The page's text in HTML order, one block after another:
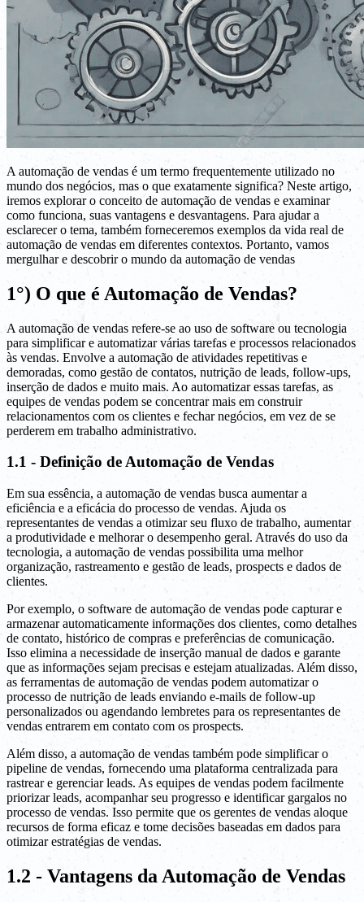
A automação de vendas é um termo frequentemente utilizado no
mundo dos negócios, mas o que exatamente significa? Neste artigo,
iremos explorar o conceito de automação de vendas e examinar
como funciona, suas vantagens e desvantagens. Para ajudar a
esclarecer o tema, também forneceremos exemplos da vida real de
automação de vendas em diferentes contextos. Portanto, vamos
mergulhar e descobrir o mundo da automação de vendas
1°) O que é Automação de Vendas?
A automação de vendas refere-se ao uso de software ou tecnologia
para simplificar e automatizar várias tarefas e processos relacionados
às vendas. Envolve a automação de atividades repetitivas e
demoradas, como gestão de contatos, nutrição de leads, follow-ups,
inserção de dados e muito mais. Ao automatizar essas tarefas, as
equipes de vendas podem se concentrar mais em construir
relacionamentos com os clientes e fechar negócios, em vez de se
perderem em trabalho administrativo.
1.1 - Definição de Automação de Vendas
Em sua essência, a automação de vendas busca aumentar a
eficiência e a eficácia do processo de vendas. Ajuda os
representantes de vendas a otimizar seu fluxo de trabalho, aumentar
a produtividade e melhorar o desempenho geral. Através do uso da
tecnologia, a automação de vendas possibilita uma melhor
organização, rastreamento e gestão de leads, prospects e dados de
clientes.
Por exemplo, o software de automação de vendas pode capturar e
armazenar automaticamente informações dos clientes, como detalhes
de contato, histórico de compras e preferências de comunicação.
Isso elimina a necessidade de inserção manual de dados e garante
que as informações sejam precisas e estejam atualizadas. Além disso,
as ferramentas de automação de vendas podem automatizar o
processo de nutrição de leads enviando e-mails de follow-up
personalizados ou agendando lembretes para os representantes de
vendas entrarem em contato com os prospects.
Além disso, a automação de vendas também pode simplificar o
pipeline de vendas, fornecendo uma plataforma centralizada para
rastrear e gerenciar leads. As equipes de vendas podem facilmente
priorizar leads, acompanhar seu progresso e identificar gargalos no
processo de vendas. Isso permite que os gerentes de vendas aloque
recursos de forma eficaz e tome decisões baseadas em dados para
otimizar estratégias de vendas.
1.2 - Vantagens da Automação de Vendas